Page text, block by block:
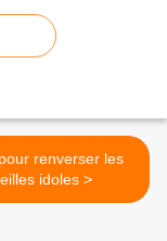
renverser les
vieilles idoles >